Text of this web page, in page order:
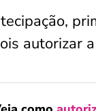
autorizar